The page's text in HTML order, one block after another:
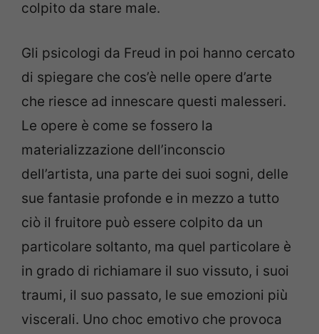
colpito da stare male.
Gli psicologi da Freud in poi hanno cercato
di spiegare che cos’è nelle opere d’arte
che riesce ad innescare questi malesseri.
Le opere è come se fossero la
materializzazione dell’inconscio
dell’artista, una parte dei suoi sogni, delle
sue fantasie profonde e in mezzo a tutto
ciò il fruitore può essere colpito da un
particolare soltanto, ma quel particolare è
in grado di richiamare il suo vissuto, i suoi
traumi, il suo passato, le sue emozioni più
viscerali. Uno choc emotivo che provoca